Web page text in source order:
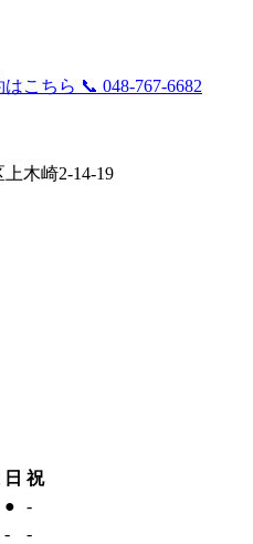
はこちら 📞 048-767-6682
木崎2-14-19
日 祝
●
-
- -